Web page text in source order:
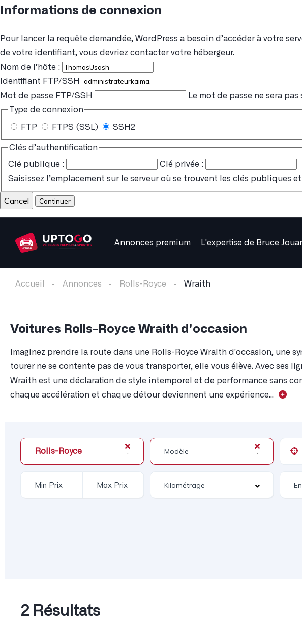
Informations de connexion
Pour lancer la requête demandée, WordPress a besoin d’accéder à votre
de votre identifiant, vous devriez contacter votre hébergeur.
Nom de l’hôte :
Identifiant FTP/SSH
Mot de passe FTP/SSH
Le mot de passe ne sera
Type de connexion
FTP FTPS (SSL) SSH2
Clés d’authentification
Clé publique :
Clé privée :
Saisissez l’emplacement sur le serveur où se trouvent les clés publiques
Cancel
Annonces premium L'expertise de Bruce
Accueil Annonces Rolls-Royce Wraith
Voitures Rolls-Royce Wraith d'occasion
Imaginez prendre la route dans une Rolls-Royce Wraith d'occasion, une
tourer ne se contente pas de vous transporter, elle vous élève. Avec ses
Wraith est une déclaration de style intemporel et de performance sans
chaque accélération et chaque détour deviennent une expérience...
Rolls-Royce
2 Résultats